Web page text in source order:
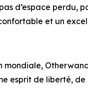
d’espace perdu,
et un
mondiale,
esprit de liberté,